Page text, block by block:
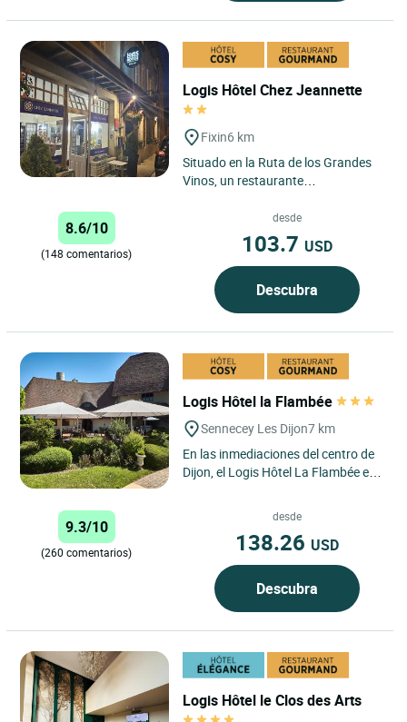
Logis Hôtel Chez Jeannette
Fixin6 km
Situado en la Ruta de los Grandes
Vinos, un restaurante
regionales. A visitar en los
alrededores:...
8.6/10
(148 comentarios)
desde
103.7 USD
Descubra
Logis Hôtel la Flambée
Sennecey Les Dijon7 km
En las inmediaciones del centro de
Dijon, el Logis Hôtel La Flambée en
9.3/10
(260 comentarios)
desde
138.26 USD
Descubra
Logis Hôtel le Clos des Arts